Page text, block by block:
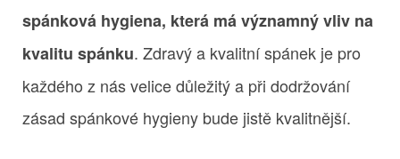
spánková hygiena, která má významný vliv na
kvalitu spánku. Zdravý a kvalitní spánek je pro
každého z nás velice důležitý a při dodržování
zásad spánkové hygieny bude jistě kvalitnější.